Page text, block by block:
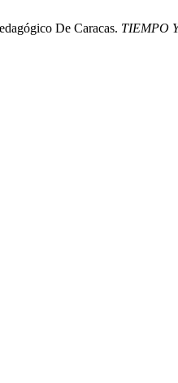
De Caracas. TIEMPO